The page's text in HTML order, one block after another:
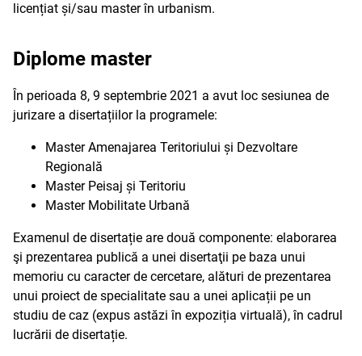
licențiat și/sau master în urbanism.
Diplome master
În perioada 8, 9 septembrie 2021 a avut loc sesiunea de
jurizare a disertațiilor la programele:
Master Amenajarea Teritoriului și Dezvoltare
Regională
Master Peisaj și Teritoriu
Master Mobilitate Urbană
Examenul de disertație are două componente: elaborarea
şi prezentarea publică a unei disertaţii pe baza unui
memoriu cu caracter de cercetare, alături de prezentarea
unui proiect de specialitate sau a unei aplicații pe un
studiu de caz (expus astăzi în expoziția virtuală), în cadrul
lucrării de disertație.